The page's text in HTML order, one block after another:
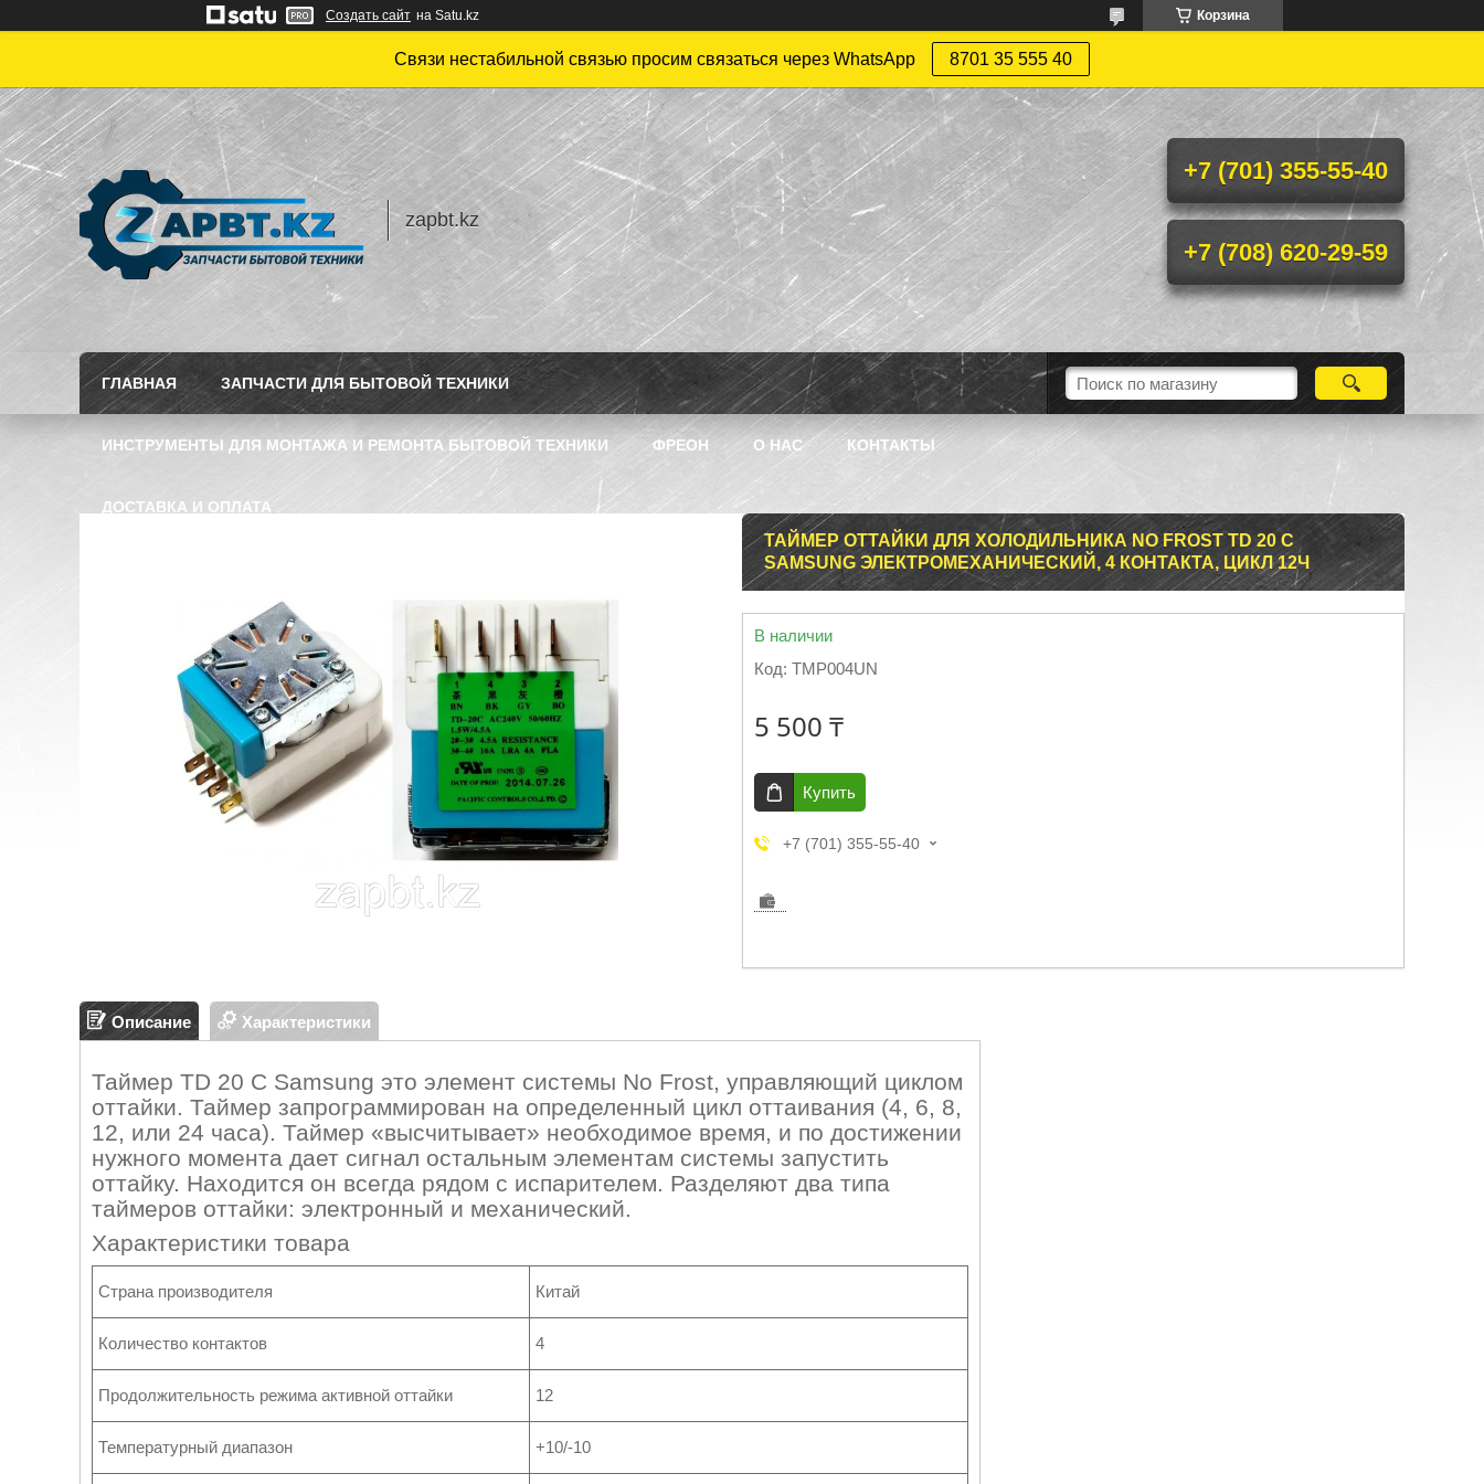
Создать сайт на Satu.kz Корзина
Связи нестабильной связью просим связаться через WhatsApp 8701 35 555 40
zapbt.kz
+7 (701) 355-55-40
+7 (708) 620-29-59
ГЛАВНАЯ ЗАПЧАСТИ ДЛЯ БЫТОВОЙ ТЕХНИКИ
ИНСТРУМЕНТЫ ДЛЯ МОНТАЖА И РЕМОНТА БЫТОВОЙ ТЕХНИКИ ФРЕОН О НАС КОНТАКТЫ
ДОСТАВКА И ОПЛАТА
ТАЙМЕР ОТТАЙКИ ДЛЯ ХОЛОДИЛЬНИКА NO FROST TD 20 C
SAMSUNG ЭЛЕКТРОМЕХАНИЧЕСКИЙ, 4 КОНТАКТА, ЦИКЛ 12Ч
В наличии
Код: TMP004UN
5 500 ₸
Купить
+7 (701) 355-55-40
Описание Характеристики
Таймер TD 20 C Samsung это элемент системы No Frost, управляющий циклом
оттайки. Таймер запрограммирован на определенный цикл оттаивания (4, 6, 8,
12, или 24 часа). Таймер «высчитывает» необходимое время, и по достижении
нужного момента дает сигнал остальным элементам системы запустить
оттайку. Находится он всегда рядом с испарителем. Разделяют два типа
таймеров оттайки: электронный и механический.
Характеристики товара
Страна производителя Китай
Количество контактов 4
Продолжительность режима активной оттайки 12
Температурный диапазон +10/-10